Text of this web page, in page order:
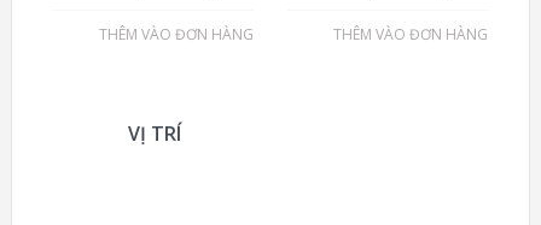
THÊM VÀO ĐƠN HÀNG THÊM VÀO ĐƠN HÀNG
VỊ TRÍ